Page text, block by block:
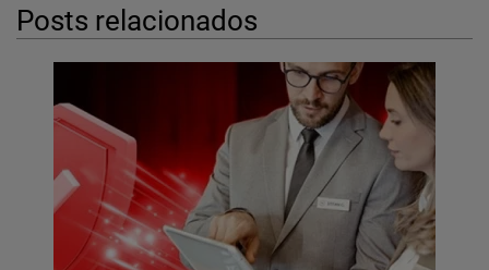
Posts relacionados